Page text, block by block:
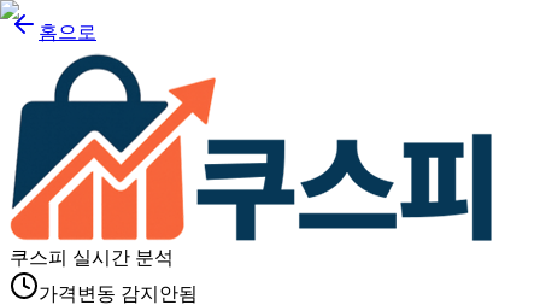
홈으로
쿠스피 실시간 분석
가격변동 감지안됨